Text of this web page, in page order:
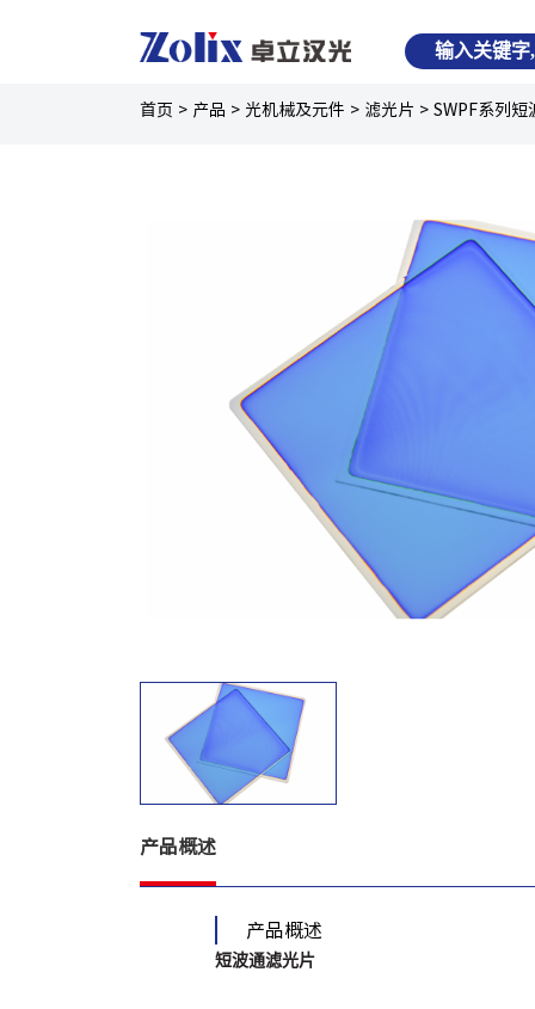
首页 > 产品 > 光机械及元件 > 滤光片 >SWPF系列短
产品概述
产品概述
短波通滤光片